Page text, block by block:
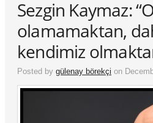
Sezgin Kaymaz:
olamamaktan,
kendimiz
Posted by gülenay börekçi on